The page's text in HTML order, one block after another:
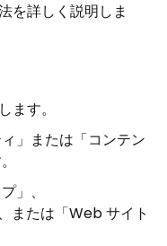
を詳しく説明しま
ます。
」または「コンテン
」、
または「Web サイト